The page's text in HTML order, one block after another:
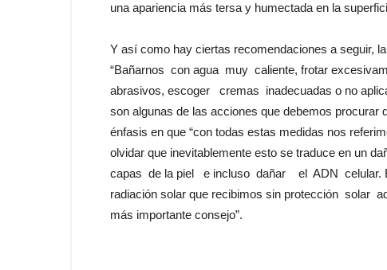
una apariencia más tersa y humectada en la
Y así como hay ciertas recomendaciones a seguir,
“Bañarnos con agua muy caliente, frotar
abrasivos, escoger cremas inadecuadas o no
son algunas de las acciones que debemos procurar
énfasis en que “con todas estas medidas nos
olvidar que inevitablemente esto se traduce en
capas de la piel e incluso dañar el ADN celular.
radiación solar que recibimos sin protección solar
más importante consejo”.